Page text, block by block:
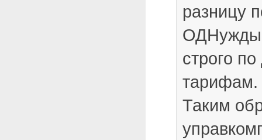
разницу
ОДНужды
строго
тарифам.
Таким